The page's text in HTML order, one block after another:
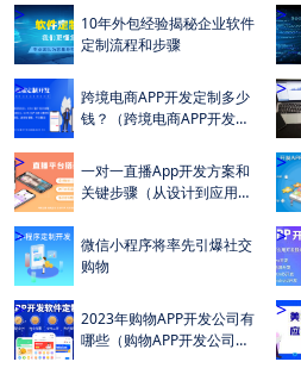
>
10年外包经验揭秘企业软件
定制流程和步骤
>
>
跨境电商APP开发定制多少
钱？（跨境电商APP开发定
>
>
一对一直播App开发方案和
关键步骤（从设计到应用商
>
>
微信小程序将率先引爆社交
购物
>
>
2023年购物APP开发公司有
哪些（购物APP开发公司排
>